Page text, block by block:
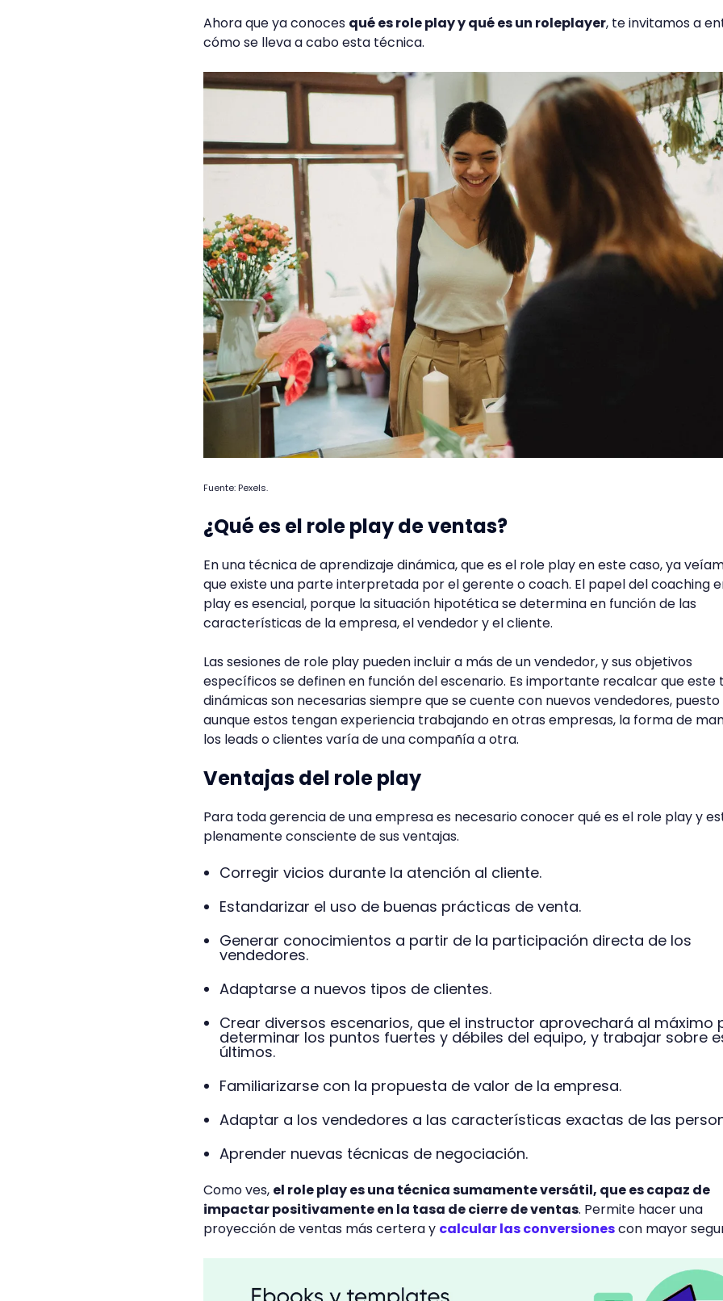
Ahora que ya conoces qué es role play y qué es un roleplayer, te invitamos a
cómo se lleva a cabo esta técnica.
Fuente: Pexels.
¿Qué es el role play de ventas?
En una técnica de aprendizaje dinámica, que es el role play en este caso, ya
que existe una parte interpretada por el gerente o coach. El papel del coaching
play es esencial, porque la situación hipotética se determina en función de las
características de la empresa, el vendedor y el cliente.
Las sesiones de role play pueden incluir a más de un vendedor, y sus objetivos
específicos se definen en función del escenario. Es importante recalcar que este
dinámicas son necesarias siempre que se cuente con nuevos vendedores, puesto
aunque estos tengan experiencia trabajando en otras empresas, la forma de
los leads o clientes varía de una compañía a otra.
Ventajas del role play
Para toda gerencia de una empresa es necesario conocer qué es el role play y
plenamente consciente de sus ventajas.
Corregir vicios durante la atención al cliente.
Estandarizar el uso de buenas prácticas de venta.
Generar conocimientos a partir de la participación directa de los
vendedores.
Adaptarse a nuevos tipos de clientes.
Crear diversos escenarios, que el instructor aprovechará al máximo
determinar los puntos fuertes y débiles del equipo, y trabajar sobre
últimos.
Familiarizarse con la propuesta de valor de la empresa.
Adaptar a los vendedores a las características exactas de las
Aprender nuevas técnicas de negociación.
Como ves, el role play es una técnica sumamente versátil, que es capaz de
impactar positivamente en la tasa de cierre de ventas. Permite hacer una
proyección de ventas más certera y calcular las conversionescon mayor